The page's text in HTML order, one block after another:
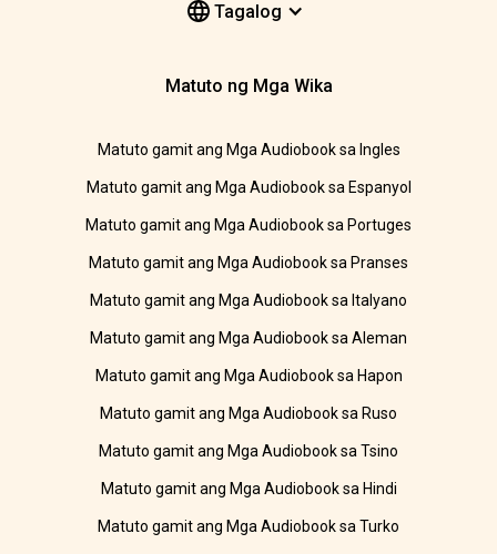
Tagalog
Matuto ng Mga Wika
Matuto gamit ang Mga Audiobook sa Ingles
Matuto gamit ang Mga Audiobook sa Espanyol
Matuto gamit ang Mga Audiobook sa Portuges
Matuto gamit ang Mga Audiobook sa Pranses
Matuto gamit ang Mga Audiobook sa Italyano
Matuto gamit ang Mga Audiobook sa Aleman
Matuto gamit ang Mga Audiobook sa Hapon
Matuto gamit ang Mga Audiobook sa Ruso
Matuto gamit ang Mga Audiobook sa Tsino
Matuto gamit ang Mga Audiobook sa Hindi
Matuto gamit ang Mga Audiobook sa Turko